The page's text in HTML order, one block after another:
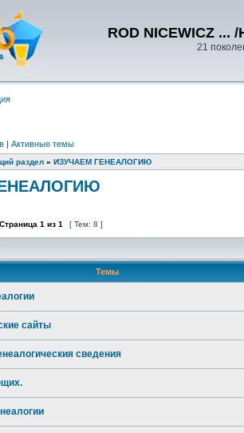
ROD NICEWICZ ...
21
| Активные темы
раздел » ИЗУЧАЕМ ГЕНЕАЛОГИЮ
Страница 1 из 1 [ Тем: 8 ]
Темы
сайты
сведения